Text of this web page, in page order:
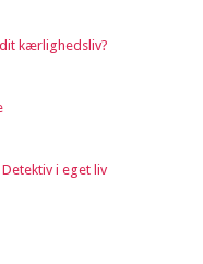
kærlighedsliv?
i eget liv